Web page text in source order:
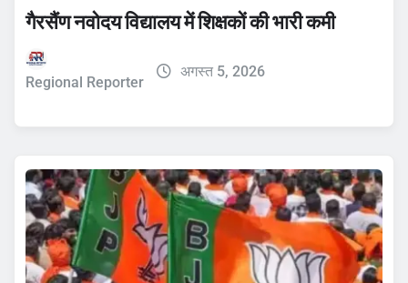
गैरसैंण नवोदय विद्यालय में शिक्षकों की भारी कमी
Regional Reporter
अगस्त 5, 2026